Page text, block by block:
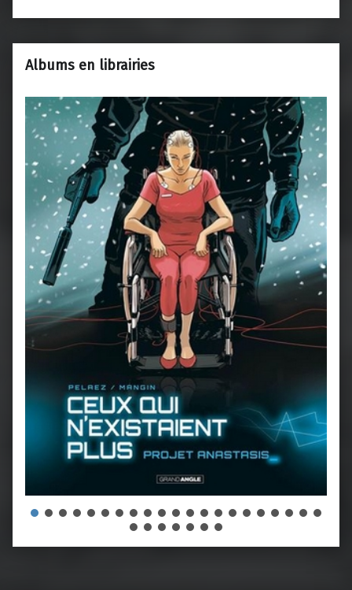
Albums en librairies